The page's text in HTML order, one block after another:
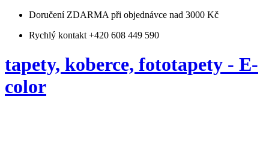
Doručení ZDARMA při objednávce nad 3000 Kč
Rychlý kontakt +420 608 449 590
tapety, koberce, fototapety - E-
color